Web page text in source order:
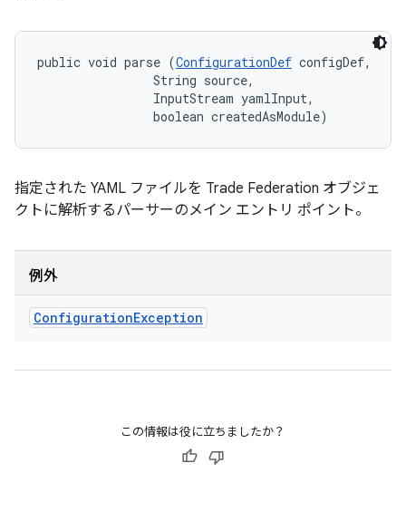
public void parse (ConfigurationDef configDef,
                String source,
                InputStream yamlInput,
                boolean createdAsModule)
指定された YAML ファイルを Trade Federation オブジェ
クトに解析するパーサーのメイン エントリ ポイント。
例外
ConfigurationException
この情報は役に立ちましたか？